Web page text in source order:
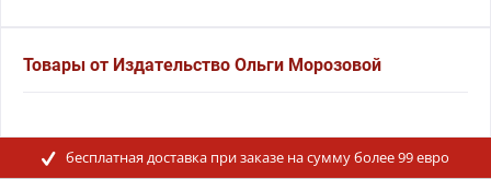
Товары от Издательство Ольги Морозовой
бесплатная доставка при заказе на сумму более 99 евро